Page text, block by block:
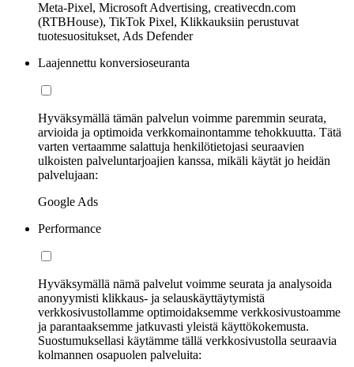
Meta-Pixel, Microsoft Advertising, creativecdn.com
(RTBHouse), TikTok Pixel, Klikkauksiin perustuvat
tuotesuositukset, Ads Defender
Laajennettu konversioseuranta
Hyväksymällä tämän palvelun voimme paremmin seurata,
arvioida ja optimoida verkkomainontamme tehokkuutta. Tätä
varten vertaamme salattuja henkilötietojasi seuraavien
ulkoisten palveluntarjoajien kanssa, mikäli käytät jo heidän
palvelujaan:
Google Ads
Performance
Hyväksymällä nämä palvelut voimme seurata ja analysoida
anonyymisti klikkaus- ja selauskäyttäytymistä
verkkosivustollamme optimoidaksemme verkkosivustoamme
ja parantaaksemme jatkuvasti yleistä käyttökokemusta.
Suostumuksellasi käytämme tällä verkkosivustolla seuraavia
kolmannen osapuolen palveluita: